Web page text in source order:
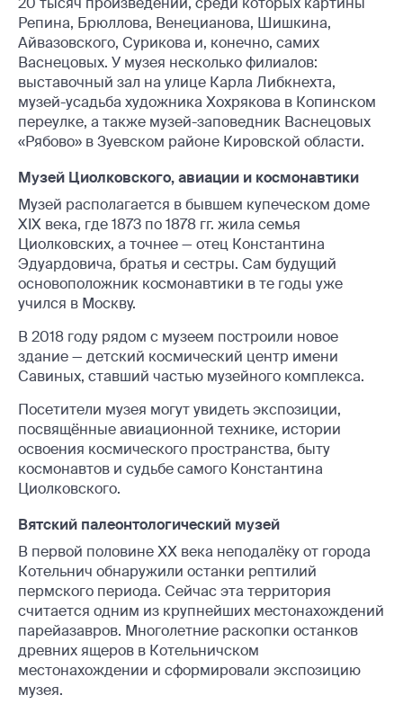
Репина, Брюллова, Венецианова, Шишкина,
Айвазовского, Сурикова и, конечно, самих
Васнецовых. У музея несколько филиалов:
выставочный зал на улице Карла Либкнехта,
музей-усадьба художника Хохрякова в Копинском
переулке, а также музей-заповедник Васнецовых
«Рябово» в Зуевском районе Кировской области.
Музей Циолковского, авиации и космонавтики
Музей располагается в бывшем купеческом доме
XIX века, где 1873 по 1878 гг. жила семья
Циолковских, а точнее — отец Константина
Эдуардовича, братья и сестры. Сам будущий
основоположник космонавтики в те годы уже
учился в Москву.
В 2018 году рядом с музеем построили новое
здание — детский космический центр имени
Савиных, ставший частью музейного комплекса.
Посетители музея могут увидеть экспозиции,
посвящённые авиационной технике, истории
освоения космического пространства, быту
космонавтов и судьбе самого Константина
Циолковского.
Вятский палеонтологический музей
В первой половине ХХ века неподалёку от города
Котельнич обнаружили останки рептилий
пермского периода. Сейчас эта территория
считается одним из крупнейших местонахождений
парейазавров. Многолетние раскопки останков
древних ящеров в Котельничском
местонахождении и сформировали экспозицию
музея.